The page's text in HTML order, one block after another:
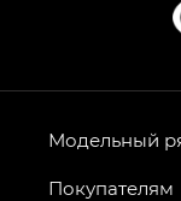
Модельный
Покупателям